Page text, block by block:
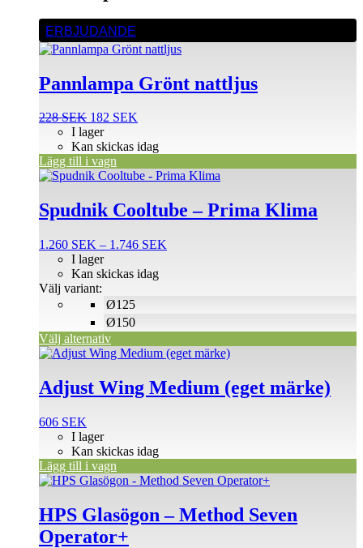
ERBJUDANDE
Pannlampa Grönt nattljus
228SEK Det
ursprungliga
priset
var:
228 SEK.
182 SEK
priset
182 SEK.
I lager
Kan skickas idag
Lägg till i vagn
Spudnik Cooltube – Prima Klima
1.260 SEK – 1.746 SEK
Ø125
Ø150
I lager
Kan skickas idag
Välj variant:
Välj alternativ
Den
produkten
har
varianter.
olika
alternativen
på
produktsidan
Adjust Wing Medium (eget märke)
606 SEK
I lager
Kan skickas idag
Lägg till i vagn
HPS Glasögon – Method Seven
Operator+